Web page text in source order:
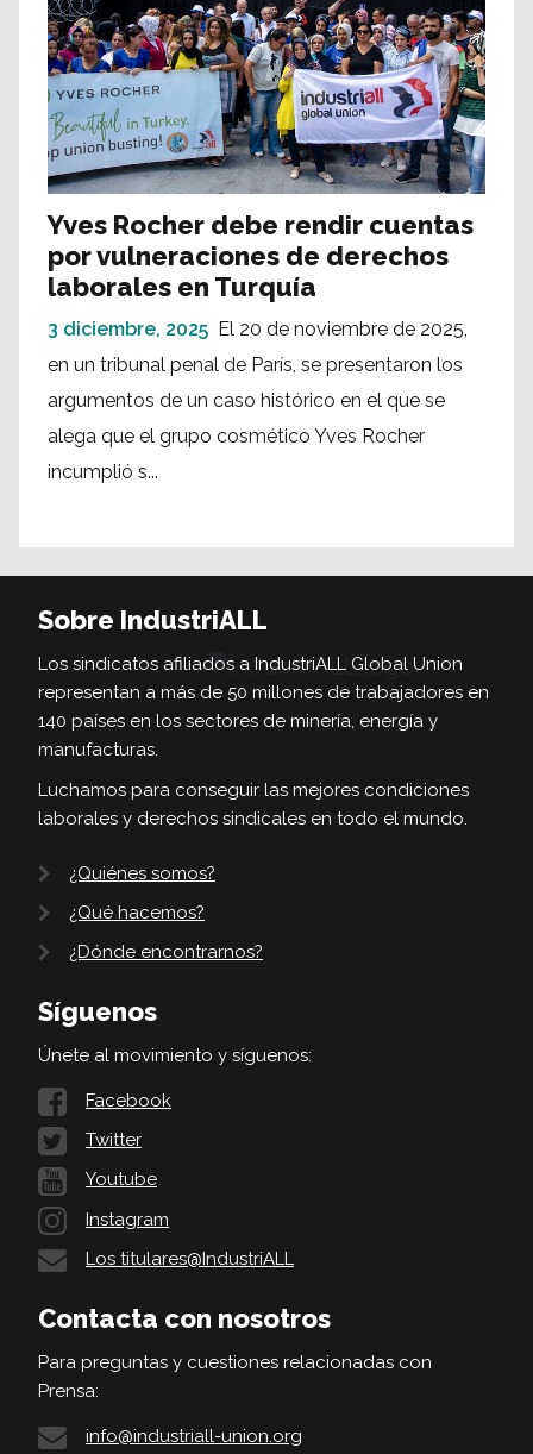
Yves Rocher debe rendir cuentas
por vulneraciones de derechos
laborales en Turquía
3 diciembre, 2025 El 20 de noviembre de 2025,
en un tribunal penal de París, se presentaron los
argumentos de un caso histórico en el que se
alega que el grupo cosmético Yves Rocher
incumplió s...
Sobre IndustriALL
Los sindicatos afiliados a IndustriALL Global Union
representan a más de 50 millones de trabajadores en
140 países en los sectores de minería, energía y
manufacturas.
Luchamos para conseguir las mejores condiciones
laborales y derechos sindicales en todo el mundo.
¿Quiénes somos?
¿Qué hacemos?
¿Dónde encontrarnos?
Síguenos
Únete al movimiento y síguenos:
Facebook
Twitter
Youtube
Instagram
Los titulares@IndustriALL
Contacta con nosotros
Para preguntas y cuestiones relacionadas con
Prensa:
info@industriall-union.org